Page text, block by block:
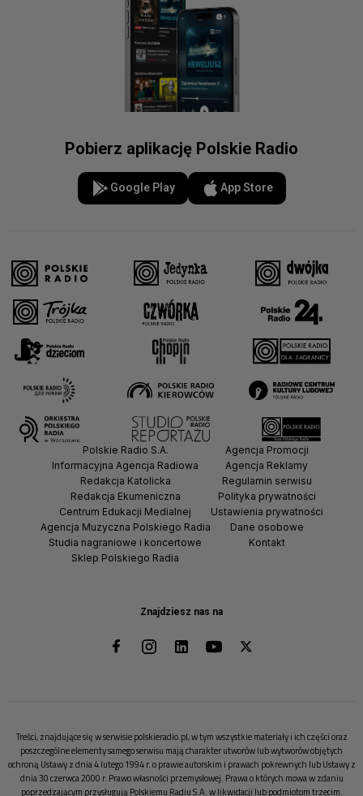
Pobierz aplikację Polskie Radio
Google Play App Store
Znajdziesz nas na
Polskie Radio S.A.
Informacyjna Agencja Radiowa
Redakcja Katolicka
Redakcja Ekumeniczna
Centrum Edukacji Medialnej
Agencja Muzyczna Polskiego Radia
Studia nagraniowe i koncertowe
Sklep Polskiego Radia
Agencja Promocji
Agencja Reklamy
Regulamin serwisu
Polityka prywatności
Ustawienia prywatności
Dane osobowe
Kontakt
Treści, znajdujące się w serwisie polskieradio.pl, w tym wszystkie materiały i ich części oraz
poszczególne elementy samego serwisu mają charakter utworów lub wytworów objętych
ochroną Ustawy z dnia 4 lutego 1994 r. o prawie autorskim i prawach pokrewnych lub Ustawy z
dnia 30 czerwca 2000 r. Prawo własności przemysłowej. Prawa o których mowa w zdaniu
poprzedzającym przysługują Polskiemu Radiu S.A. w likwidacji lub podmiotom trzecim.